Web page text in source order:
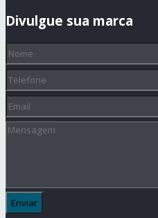
Divulgue sua marca
Nome
Telefone
Email
Mensagem